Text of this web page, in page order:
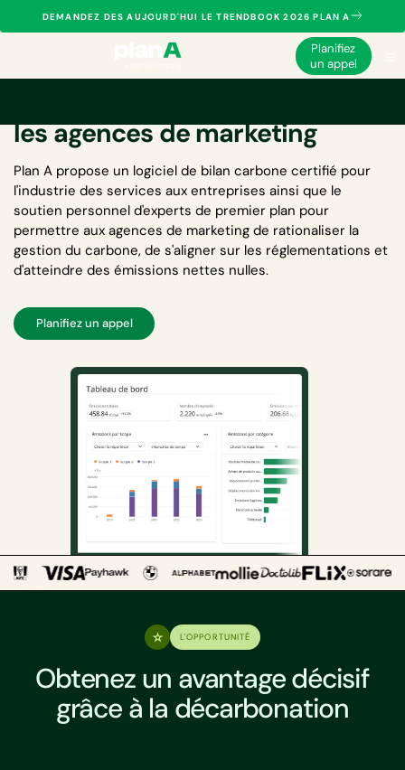
DEMANDEZ DES AUJOURD'HUI LE TRENDBOOK 2026 PLAN A
Planifiez
un appel
les agences de marketing
Plan A propose un logiciel de bilan carbone certifié pour
l'industrie des services aux entreprises ainsi que le
soutien personnel d'experts de premier plan pour
permettre aux agences de marketing de rationaliser la
gestion du carbone, de s'aligner sur les réglementations et
d'atteindre des émissions nettes nulles.
Planifiez un appel
L'OPPORTUNITÉ
Obtenez un avantage décisif
grâce à la décarbonation